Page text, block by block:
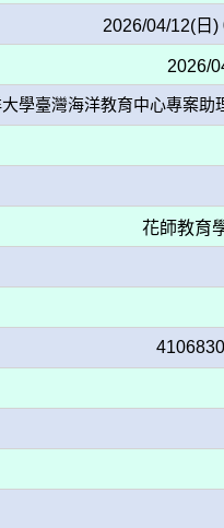
2026/04/12(日
2026/
學臺灣海洋教育中心專案助
花師教育